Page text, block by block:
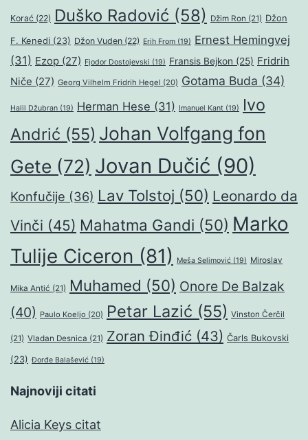
Korać (22) Duško Radović (58) Džim Ron (21) Džon
F. Kenedi (23) Džon Vuden (22) Erih From (19) Ernest Hemingvej
(31) Ezop (27) Fjodor Dostojevski (19) Fransis Bejkon (25) Fridrih
Niče (27) Georg Vilhelm Fridrih Hegel (20) Gotama Buda (34)
Halil Džubran (19) Herman Hese (31) Imanuel Kant (19)
Ivo
Andrić (55) Johan Volfgang fon
Gete (72) Jovan Dučić (90)
Konfučije (36) Lav Tolstoj (50) Leonardo da
Vinči (45) Mahatma Gandi (50) Marko
Tulije Ciceron (81) Meša Selimović (19) Miroslav
Mika Antić (21) Muhamed (50) Onore De Balzak
(40) Paulo Koeljo (20) Petar Lazić (55) Vinston Čerčil
(21) Vladan Desnica (21) Zoran Đinđić (43) Čarls Bukovski
(23) Đorđe Balašević (19)
Najnoviji citati
Alicia Keys citat